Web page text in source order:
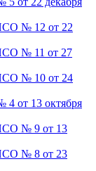
№ 12 от 22
№ 11 от 27
№ 10 от 24
от 13 октября
№ 9 от 13
№ 8 от 23